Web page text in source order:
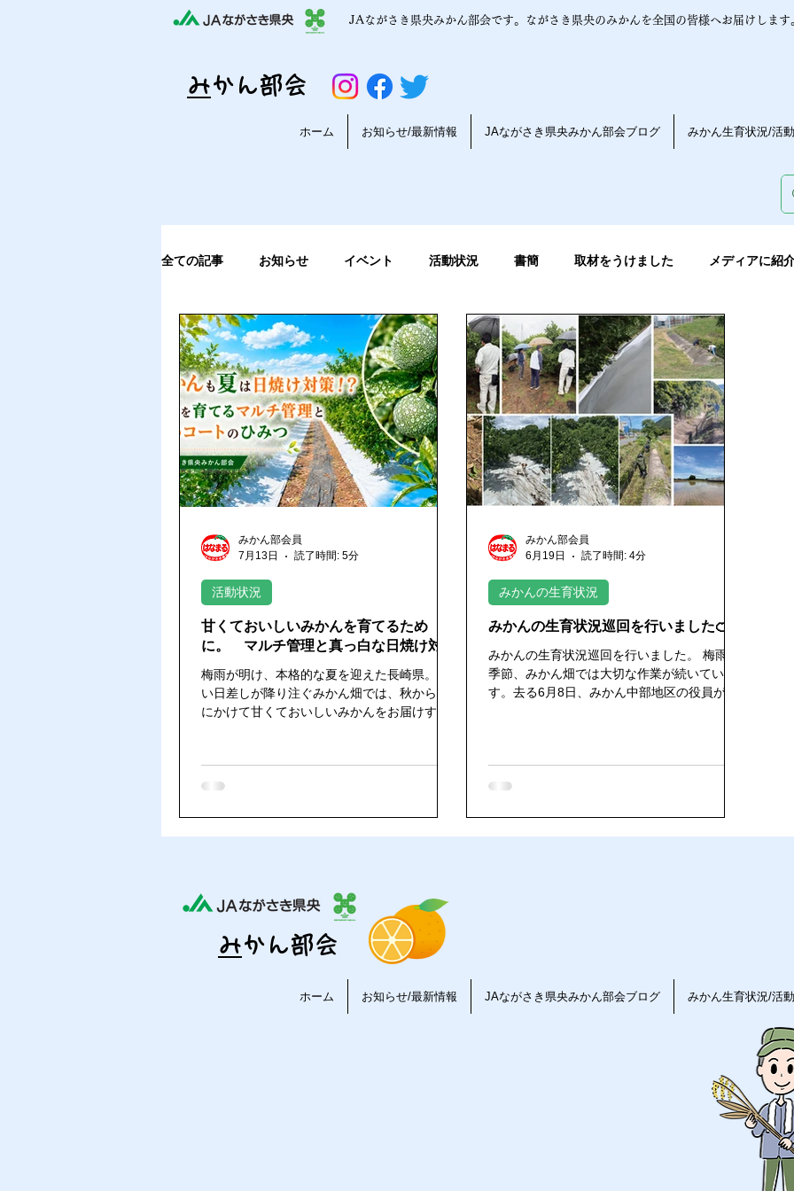
JAながさき県央みかん部会です。ながさき県央のみかんを全国の皆様へお届けします
​みかん部会
ホーム お知らせ/最新情報 JAながさき県央みかん部会ブログ みかん生育状況/活
全ての記事 お知らせ イベント 活動状況 書簡 取材をうけました メディアに紹
収穫から出荷までの様子 みかんの育成 みかんの木育成状況 デコポン みかんうんちく
デコポン出荷 みかんの生育状況 みかんの花が咲きました 第一生理落果始まる
果実分析レポート
甘くておいしいみかんを育てるため
に。 マルチ管理と真っ白な日焼け対策
梅雨が明け、本格的な夏を迎えた長崎県。強
い日差しが降り注ぐみかん畑では、秋から冬
にかけて甘くておいしいみかんをお届けする
「マルチ」と、果実を夏の強い日差しから守
る「日焼け対策」です。
活動状況
みかん部会員
7月13日
読了時間: 5分
みかんの生育状況巡回を行いました🍊
みかんの生育状況巡回を行いました。 梅雨の
季節、みかん畑では大切な作業が続いていま
す。去る6月8日、みかん中部地区の役員が集
せず、圃場をくまなく歩いて回り、みかんの
樹勢や着果状況を入念にチェック。 雨の日だ
農業でもあると思います。
みかんの生育状況
みかん部会員
6月19日
読了時間: 4分
​みかん部会
ホーム お知らせ/最新情報 JAながさき県央みかん部会ブログ みかん生育状況/活